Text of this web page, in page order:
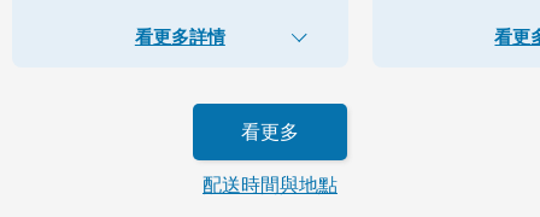
看更多詳情 看更
看更多
配送時間與地點